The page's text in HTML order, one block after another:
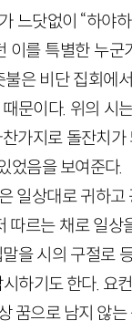
느닷없이 “하야
이를 특별한 누
은 비단 집회에
문이다. 위의 시
가지로 돌잔치
었음을 보여준다.
일상대로 귀하
따르는 채로 일
을 시의 구절로
하기도 한다. 요
꿈으로 남지 않